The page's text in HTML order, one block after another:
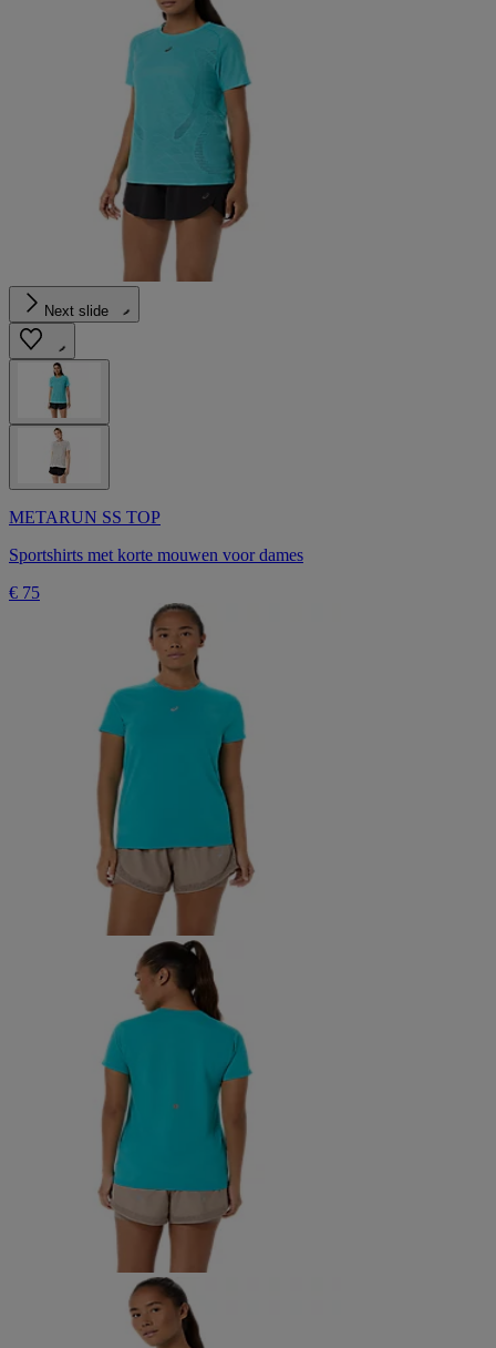
Next slide
METARUN SS TOP
Sportshirts met korte mouwen voor dames
€ 75